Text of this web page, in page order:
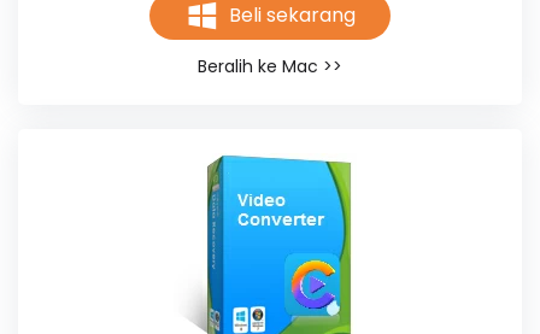
Beli sekarang
Beralih ke Mac >>